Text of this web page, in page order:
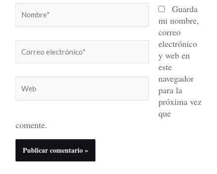
electrónico*
Guarda
mi nombre,
correo
electrónico
y web en
este
navegador
para la
próxima vez
que
comente.